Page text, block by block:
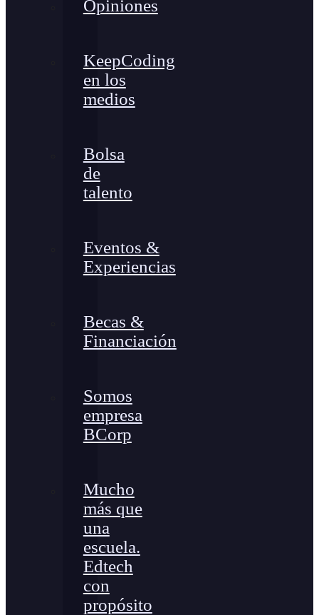
Opiniones
KeepCoding
en los
medios
Bolsa
de
talento
Eventos &
Experiencias
Becas &
Financiación
Somos
empresa
BCorp
Mucho
más que
una
escuela.
Edtech
con
propósito